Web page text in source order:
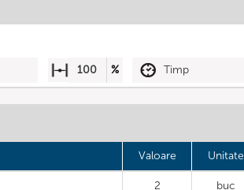
100 % Timp
Valoare Unitate
2 buc